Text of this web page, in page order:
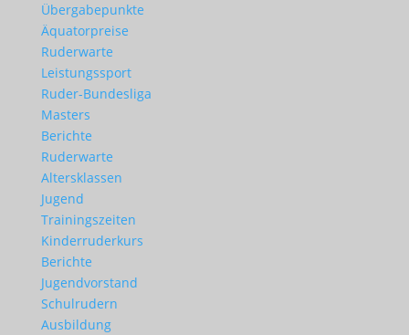
Übergabepunkte
Äquatorpreise
Ruderwarte
Leistungssport
Ruder-Bundesliga
Masters
Berichte
Ruderwarte
Altersklassen
Jugend
Trainingszeiten
Kinderruderkurs
Berichte
Jugendvorstand
Schulrudern
Ausbildung